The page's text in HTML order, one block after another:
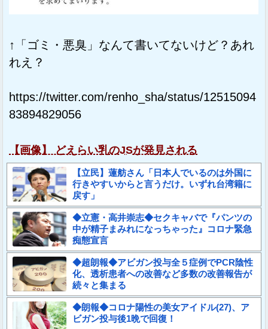
↑「ゴミ・悪臭」なんて書いてないけど？あれ
れえ？
https://twitter.com/renho_sha/status/12515094
83894829056
【画像】 どえらい乳のJSが発見される
【立民】蓮舫さん「日本人でいるのは外国に
行きやすいからと言うだけ。いずれ台湾籍に
戻す」
◆立憲・高井崇志◆セクキャバで『パンツの
中が精子まみれになっちゃった』コロナ緊急
痴態宣言
◆超朗報◆アビガン投与全５症例でPCR陰性
化、透析患者への改善など多数の改善報告が
続々と集まる
◆朗報◆コロナ陽性の美女アイドル(27)、ア
ビガン投与後1晩で回復！